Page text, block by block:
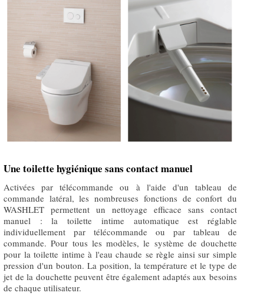
Une toilette hygiénique sans contact manuel
Activées par télécommande ou à l'aide d'un tableau de
commande latéral, les nombreuses fonctions de confort du
WASHLET permettent un nettoyage efficace sans contact
manuel : la toilette intime automatique est réglable
individuellement par télécommande ou par tableau de
commande. Pour tous les modèles, le système de douchette
pour la toilette intime à l'eau chaude se règle ainsi sur simple
pression d'un bouton. La position, la température et le type de
jet de la douchette peuvent être également adaptés aux besoins
de chaque utilisateur.